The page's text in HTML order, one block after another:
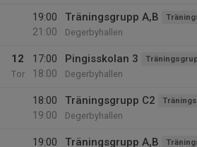
19:00
21:00
Träningsgrupp A,B
Degerbyhallen
12
Tor
17:00
18:00
Pingisskolan 3
Degerbyhallen
18:00
19:00
Träningsgrupp C2
Degerbyhallen
19:00
Träningsgrupp A,B